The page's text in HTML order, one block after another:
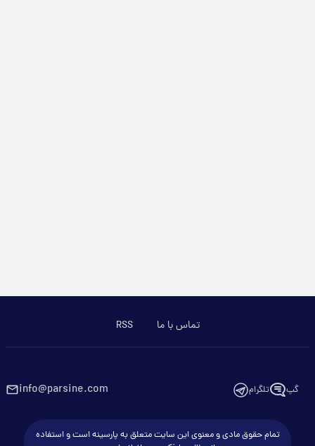
تماس با ما RSS
گپ تلگرام info@parsine.com
تمام حقوق مادی و معنوی این سایت متعلق به پارسینه است و استفاده